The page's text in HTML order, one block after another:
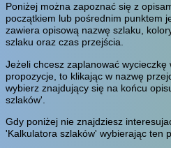
Poniżej można zapoznać się z
początkiem lub pośrednim punktem
zawiera opisową nazwę szlaku,
szlaku oraz czas przejścia.
Jeżeli chcesz zaplanować
propozycje, to klikając w nazwę
wybierz znajdujący się na końcu
szlaków'.
Gdy poniżej nie znajdziesz
'Kalkulatora szlaków' wybierając ten